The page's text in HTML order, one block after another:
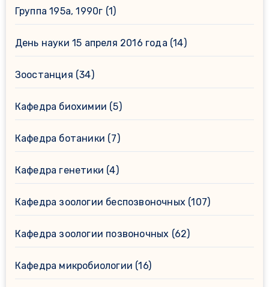
Группа 195а, 1990г (1)
День науки 15 апреля 2016 года (14)
Зоостанция (34)
Кафедра биохимии (5)
Кафедра ботаники (7)
Кафедра генетики (4)
Кафедра зоологии беспозвоночных (107)
Кафедра зоологии позвоночных (62)
Кафедра микробиологии (16)